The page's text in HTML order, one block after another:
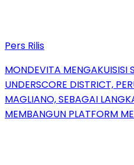
Pers Rilis
MONDEVITA MENGAKUISISI
UNDERSCORE DISTRICT,
MAGLIANO, SEBAGAI
MEMBANGUN PLATFORM